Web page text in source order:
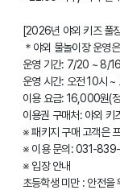
[2026년 야외 키즈 풀
＊야외 물놀이장 운영
운영 기간: 7/20 ~ 8/
운영 시간: 오전 10시 ~
이용 요금: 16,000원(
이용권 구매처: 야외 키
※ 패키지 구매 고객은
※ 이용 문의: 031-
※ 입장 안내
초등학생 미만 : 안전을